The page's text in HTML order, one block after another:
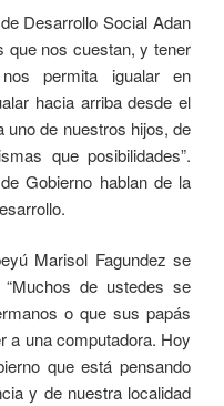
Desarrollo Social Adan
que nos cuestan, y tener
permita igualar en
hacia arriba desde el
uno de nuestros hijos, de
que posibilidades”.
Gobierno hablan de la
Marisol Fagundez se
de ustedes se
o que sus papás
a una computadora. Hoy
que está pensando
y de nuestra localidad